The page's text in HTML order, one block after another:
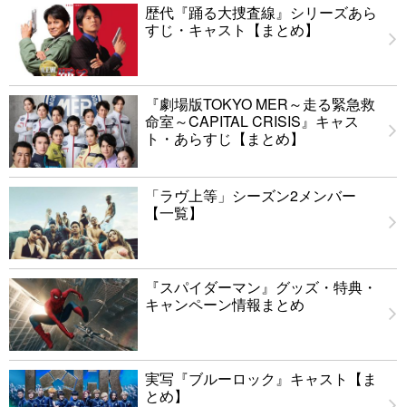
歴代『踊る大捜査線』シリーズあら
すじ・キャスト【まとめ】
『劇場版TOKYO MER～走る緊急救
命室～CAPITAL CRISIS』キャス
ト・あらすじ【まとめ】
「ラヴ上等」シーズン2メンバー
【一覧】
『スパイダーマン』グッズ・特典・
キャンペーン情報まとめ
実写『ブルーロック』キャスト【ま
とめ】